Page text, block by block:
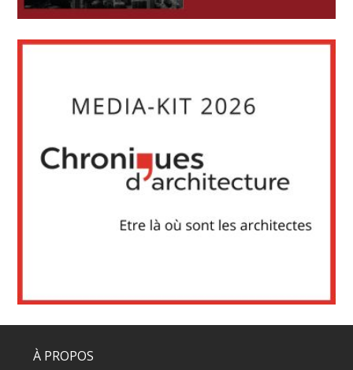
À PROPOS